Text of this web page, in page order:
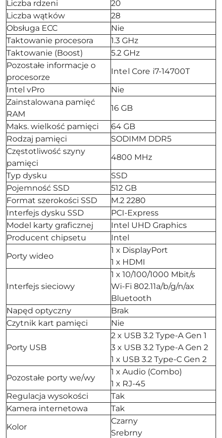
Liczba rdzeni
20
Liczba wątków
28
Obsługa ECC
Nie
Taktowanie procesora
1.3 GHz
Taktowanie (Boost)
5.2 GHz
Pozostałe informacje o
procesorze
Intel Core i7-14700T
Intel vPro
Nie
Zainstalowana pamięć
RAM
16 GB
Maks. wielkość pamięci
64 GB
Rodzaj pamięci
SODIMM DDR5
Częstotliwość szyny
pamięci
4800 MHz
Typ dysku
SSD
Pojemność SSD
512 GB
Format szerokości SSD
M.2 2280
Interfejs dysku SSD
PCI-Express
Model karty graficznej
Intel UHD Graphics
Producent chipsetu
Intel
Porty wideo
1 x DisplayPort
1 x HDMI
Interfejs sieciowy
1 x 10/100/1000 Mbit/s
Wi-Fi 802.11a/b/g/n/ax
Bluetooth
Napęd optyczny
Brak
Czytnik kart pamięci
Nie
Porty USB
2 x USB 3.2 Type-A Gen 1
3 x USB 3.2 Type-A Gen 2
1 x USB 3.2 Type-C Gen 2
Pozostałe porty we/wy
1 x Audio (Combo)
1 x RJ-45
Regulacja wysokości
Tak
Kamera internetowa
Tak
Kolor
Czarny
Srebrny